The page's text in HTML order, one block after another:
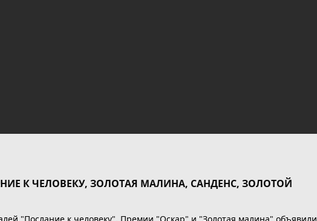
К ЧЕЛОВЕКУ, ЗОЛОТАЯ МАЛИНА, САНДЕНС, ЗОЛОТОЙ